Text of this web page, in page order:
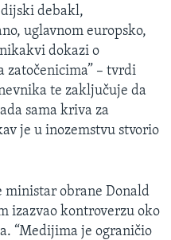
debakl,
uglavnom europsko,
dokazi o
zatočenicima” – tvrdi
te zaključuje da
sama kriva za
je u inozemstvu stvorio
ministar obrane Donald
izazvao kontroverzu oko
“Medijima je ograničio